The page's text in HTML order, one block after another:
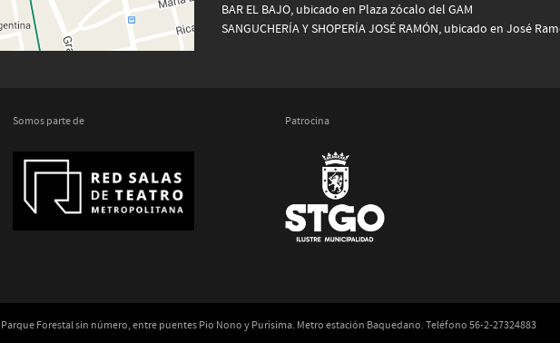
BAR EL BAJO, ubicado en Plaza zócalo del GAM
SANGUCHERÍA Y SHOPERÍA JOSÉ RAMÓN, ubicado en José
Somos parte de Patrocina
Forestal sin número, entre puentes Pio Nono y Purísima. Metro estación Baquedano. Teléfono 56-2-27324883